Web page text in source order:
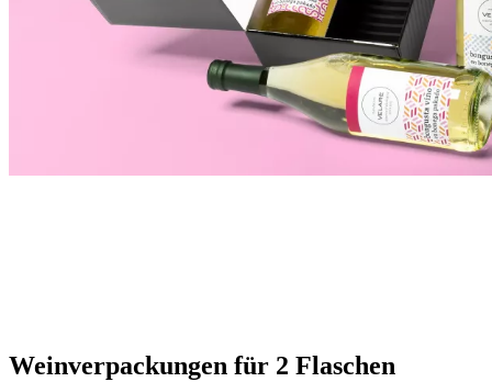
Weinverpackungen für 2 Flaschen